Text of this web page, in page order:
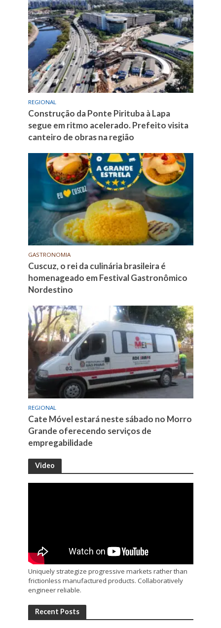
REGIONAL
Construção da Ponte Pirituba à Lapa
segue em ritmo acelerado. Prefeito visita
canteiro de obras na região
GASTRONOMIA
Cuscuz, o rei da culinária brasileira é
homenageado em Festival Gastronômico
Nordestino
REGIONAL
Cate Móvel estará neste sábado no Morro
Grande oferecendo serviços de
empregabilidade
Video
Uniquely strategize progressive markets rather than
frictionless manufactured products. Collaboratively
engineer reliable.
Recent Posts